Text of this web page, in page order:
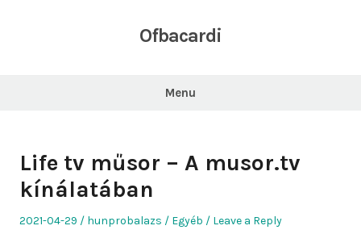
Ofbacardi
Menu
Life tv műsor – A musor.tv
kínálatában
Posted
2021-04-29 Author
hunprobalazs
Posted
Egyéb Leave a Reply